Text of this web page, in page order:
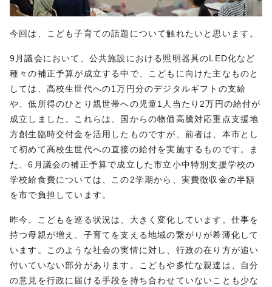
今回は、こども子育ての話題について触れたいと思います。
9月議会において、公共施設における照明器具のLED化など
種々の補正予算が成立する中で、こどもに向けた主なものと
しては、高校生世代への1万円分のデジタルギフトの支給
や、低所得のひとり親世帯への児童1人当たり2万円の給付が
成立しました。これらは、国からの物価高騰対応重点支援地
方創生臨時交付金を活用したものですが、前者は、本市とし
て初めて高校生世代への直接の給付を実施するものです。ま
た、6月議会の補正予算で成立した市立小中特別支援学校の
学校給食費については、この2学期から、実費徴収金の半額
を市で負担しています。
昨今、こどもを巡る状況は、大きく変化しています。仕事を
持つ母親が増え、子育てを支える地域の繋がりが希薄化して
います。このような社会の実情に対し、行政の在り方が追い
付いていない部分があります。こどもや多忙な親達は、自分
の意見を行政に届ける手段を持ち合わせていないことも少な